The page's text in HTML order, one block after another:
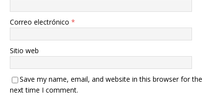
Correo electrónico *
Sitio web
Save my name, email, and website in this browser for the
next time I comment.